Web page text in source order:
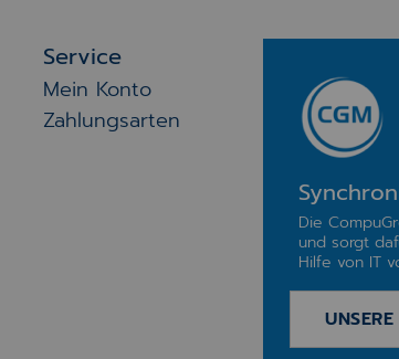
Service
Mein Konto
Zahlungsarten
Die
und sorgt
Hilfe von IT